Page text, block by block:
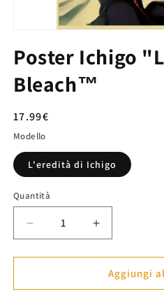
Poster Ichigo
Bleach™
Prezzo
di
listino
17.99€
Modello
L'eredità di Ichigo
Quantità
Diminuisci
quantità
per
Ichigo
Aumenta
quantità
per
Poster
Ichigo
Aggiungi